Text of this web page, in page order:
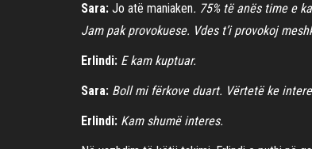
Sara: Jo atë maniaken. 75% të anës time e
Jam pak provokuese. Vdes t’i provokoj
Erlindi: E kam kuptuar.
Sara: Boll mi fërkove duart. Vërtetë ke
Erlindi: Kam shumë interes.